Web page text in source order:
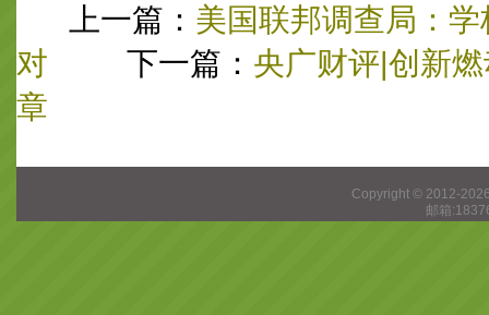
上一篇： 美国联邦调查局：
对 下一篇： 央广财评|创新
章
Copyright © 2012-
邮箱